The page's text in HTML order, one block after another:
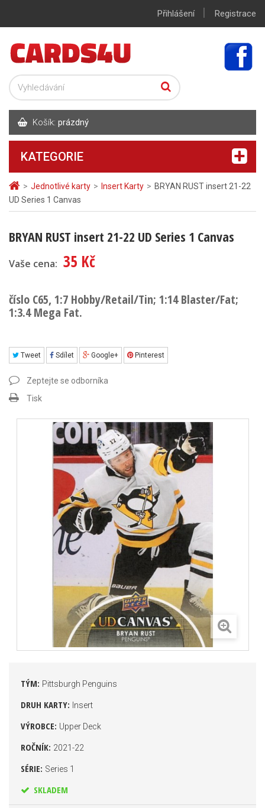
> Jednotlivé karty > Insert Karty > BRYAN RUST insert 21-22
UD Series 1 Canvas
BRYAN RUST insert 21-22 UD Series 1 Canvas
Vaše cena: 35 Kč
číslo C65, 1:7 Hobby/Retail/Tin; 1:14 Blaster/Fat;
1:3.4 Mega Fat.
Tweet Sdílet Google+ Pinterest
Zeptejte se odborníka
Tisk
TÝM: Pittsburgh Penguins
DRUH KARTY: Insert
VÝROBCE: Upper Deck
ROČNÍK: 2021-22
SÉRIE: Series 1
SKLADEM
Přihlášení | Registrace
Košík: prázdný
KATEGORIE